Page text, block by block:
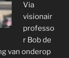
Via
visionair
professo
r Bob de
van onderop